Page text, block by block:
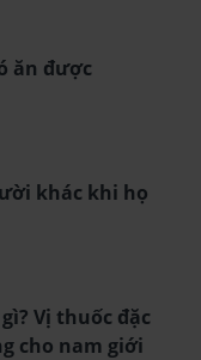
ăn được
khác khi họ
Vị thuốc đặc
cho nam giới